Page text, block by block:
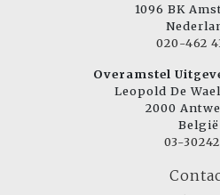
1096 BK
020-462
Overamstel
Leopold De
2000
België
03-